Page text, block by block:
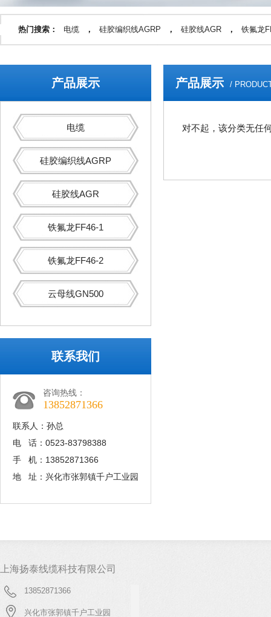
热门搜索： 电缆 ， 硅胶编织线AGRP ， 硅胶线AGR ， 铁氟龙
产品展示
电缆
硅胶编织线AGRP
硅胶线AGR
铁氟龙FF46-1
铁氟龙FF46-2
云母线GN500
联系我们
咨询热线：
13852871366
联系人：孙总
电 话：0523-83798388
手 机：13852871366
地 址：兴化市张郭镇千户工业园
产品展示 /
对不起，该分类无任
上海扬泰线缆科技有限公司
13852871366
兴化市张郭镇千户工业园